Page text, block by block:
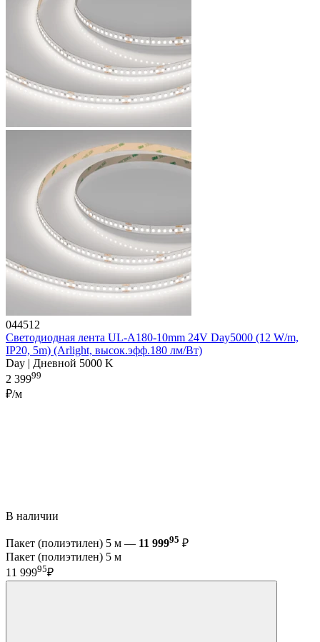
044512
Светодиодная лента UL-A180-10mm 24V Day5000 (12 W/m,
IP20, 5m) (Arlight, высок.эфф.180 лм/Вт)
Day | Дневной 5000 K
2 39999
₽/м
В наличии
Пакет (полиэтилен) 5 м — 11 99995 ₽
Пакет (полиэтилен) 5 м
11 99995₽